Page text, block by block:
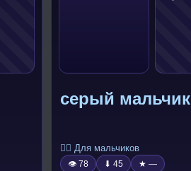
серый мальчик
🧍‍♂️ Для мальчиков
👁 78 ⬇ 45 ★ —